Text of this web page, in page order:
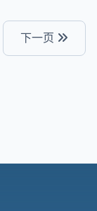
下一页